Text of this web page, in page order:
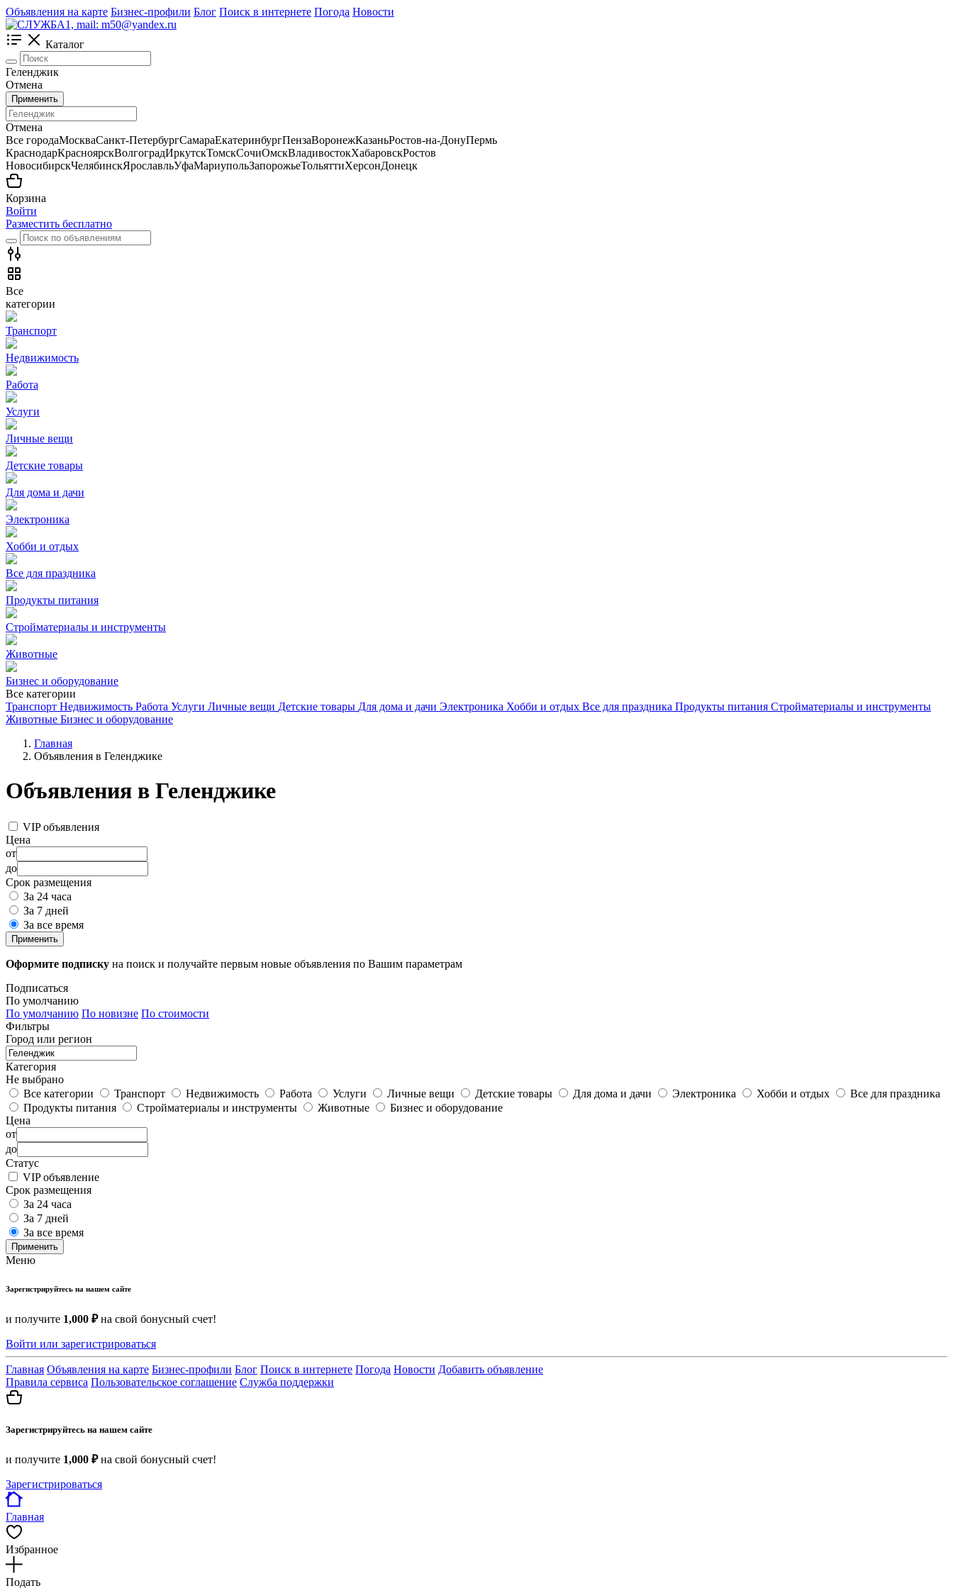
Объявления на карте Бизнес-профили Блог Поиск в интернете Погода Новости
Каталог
Геленджик
Отмена
Применить
Отмена
Все городаМоскваСанкт-ПетербургСамараЕкатеринбургПензаВоронежКазаньРостов-на-ДонуПермь
КраснодарКрасноярскВолгоградИркутскТомскСочиОмскВладивостокХабаровскРостов
НовосибирскЧелябинскЯрославльУфаМариупольЗапорожьеТольяттиХерсонДонецк
Корзина
Войти
Разместить бесплатно
Все
категории
Транспорт
Недвижимость
Работа
Услуги
Личные вещи
Детские товары
Для дома и дачи
Электроника
Хобби и отдых
Все для праздника
Продукты питания
Стройматериалы и инструменты
Животные
Бизнес и оборудование
Все категории
Транспорт Недвижимость Работа Услуги Личные вещи Детские товары Для дома и дачи Электроника Хобби и отдых Все для праздника Продукты питания Стройматериалы и инструменты
Животные Бизнес и оборудование
Главная
Объявления в Геленджике
Объявления в Геленджике
VIP объявления
Цена
от
до
Срок размещения
За 24 часа
За 7 дней
За все время
Применить
Оформите подписку на поиск и получайте первым новые объявления по Вашим параметрам
Подписаться
По умолчанию
По умолчанию По новизне По стоимости
Фильтры
Город или регион
Категория
Не выбрано
Все категории
Транспорт Недвижимость Работа Услуги Личные вещи Детские товары Для дома и дачи Электроника Хобби и отдых
Все для праздника
Продукты питания
Стройматериалы и инструменты Животные
Бизнес и оборудование
Цена
от
до
Статус
VIP объявление
Срок размещения
За 24 часа
За 7 дней
За все время
Применить
Меню
Зарегистрируйтесь на нашем сайте
и получите 1,000 ₽на свой бонусный счет!
Войти или зарегистрироваться
Главная Объявления на карте Бизнес-профили Блог Поиск в интернете Погода Новости Добавить объявление
Правила сервиса Пользовательское соглашение Служба поддержки
Зарегистрируйтесь на нашем сайте
и получите 1,000 ₽на свой бонусный счет!
Зарегистрироваться
Главная
Избранное
Подать